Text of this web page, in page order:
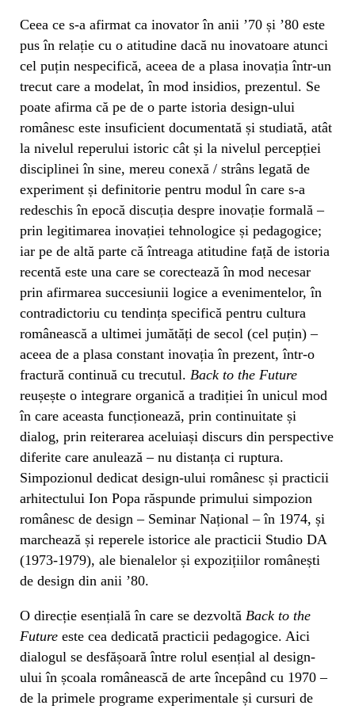
Ceea ce s-a afirmat ca inovator în anii ’70 și ’80 este
pus în relație cu o atitudine dacă nu inovatoare atunci
cel puțin nespecifică, aceea de a plasa inovația într-un
trecut care a modelat, în mod insidios, prezentul. Se
poate afirma că pe de o parte istoria design-ului
românesc este insuficient documentată și studiată, atât
la nivelul reperului istoric cât și la nivelul percepției
disciplinei în sine, mereu conexă / strâns legată de
experiment și definitorie pentru modul în care s-a
redeschis în epocă discuția despre inovație formală –
prin legitimarea inovației tehnologice și pedagogice;
iar pe de altă parte că întreaga atitudine față de istoria
recentă este una care se corectează în mod necesar
prin afirmarea succesiunii logice a evenimentelor, în
contradictoriu cu tendința specifică pentru cultura
românească a ultimei jumătăți de secol (cel puțin) –
aceea de a plasa constant inovația în prezent, într-o
fractură continuă cu trecutul. Back to the Future
reușește o integrare organică a tradiției în unicul mod
în care aceasta funcționează, prin continuitate și
dialog, prin reiterarea aceluiași discurs din perspective
diferite care anulează – nu distanța ci ruptura.
Simpozionul dedicat design-ului românesc și practicii
arhitectului Ion Popa răspunde primului simpozion
românesc de design – Seminar Național – în 1974, și
marchează și reperele istorice ale practicii Studio DA
(1973-1979), ale bienalelor și expozițiilor românești
de design din anii ’80.
O direcție esențială în care se dezvoltă Back to the
Future este cea dedicată practicii pedagogice. Aici
dialogul se desfășoară între rolul esențial al design-
ului în școala românească de arte începând cu 1970 –
de la primele programe experimentale și cursuri de